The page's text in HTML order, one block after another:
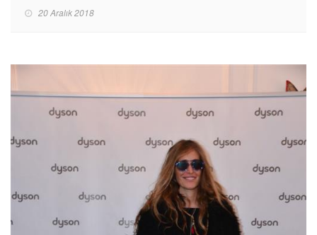
20 Aralık 2018